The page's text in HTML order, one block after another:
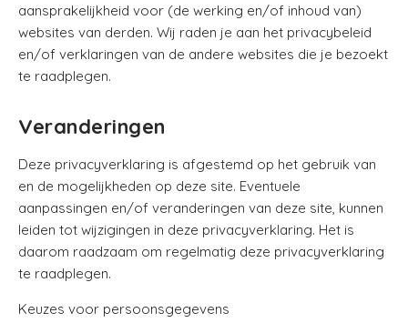
aansprakelijkheid voor (de werking en/of inhoud van)
websites van derden. Wij raden je aan het privacybeleid
en/of verklaringen van de andere websites die je bezoekt
te raadplegen.
Veranderingen
Deze privacyverklaring is afgestemd op het gebruik van
en de mogelijkheden op deze site. Eventuele
aanpassingen en/of veranderingen van deze site, kunnen
leiden tot wijzigingen in deze privacyverklaring. Het is
daarom raadzaam om regelmatig deze privacyverklaring
te raadplegen.
Keuzes voor persoonsgegevens